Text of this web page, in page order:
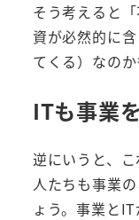
そう考えると
資が必然的に
てくる）なのか
ITも事業
逆にいうと、
人たちも事業
ょう。事業と